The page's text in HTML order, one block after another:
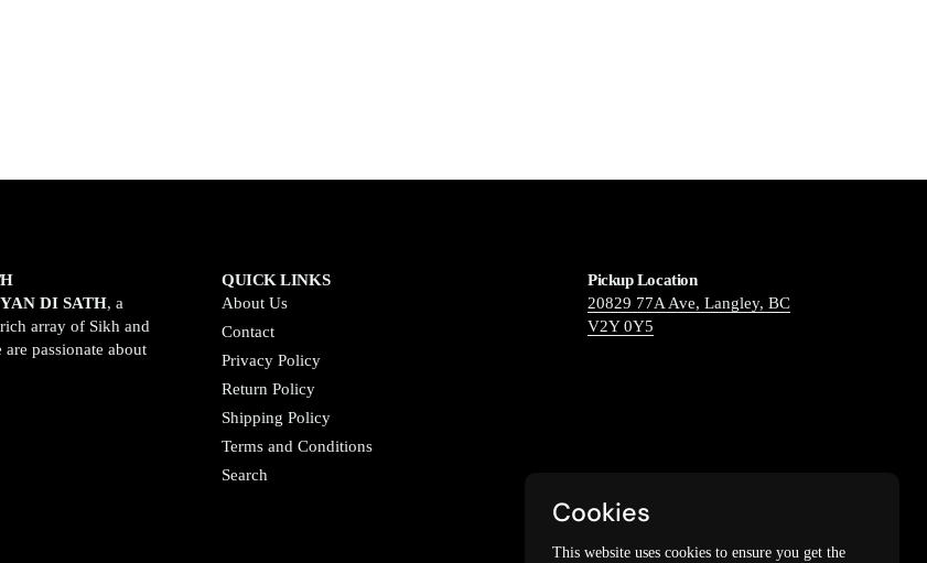
DI SATH, a
array of Sikh and
passionate about
QUICK LINKS
About Us
Contact
Privacy Policy
Return Policy
Shipping Policy
Terms and Conditions
Search
Pickup Location
20829 77A Ave, Langley, BC
V2Y 0Y5
Cookies
This website uses cookies to ensure you get the